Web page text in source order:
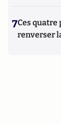
7Ces quatre
renverser